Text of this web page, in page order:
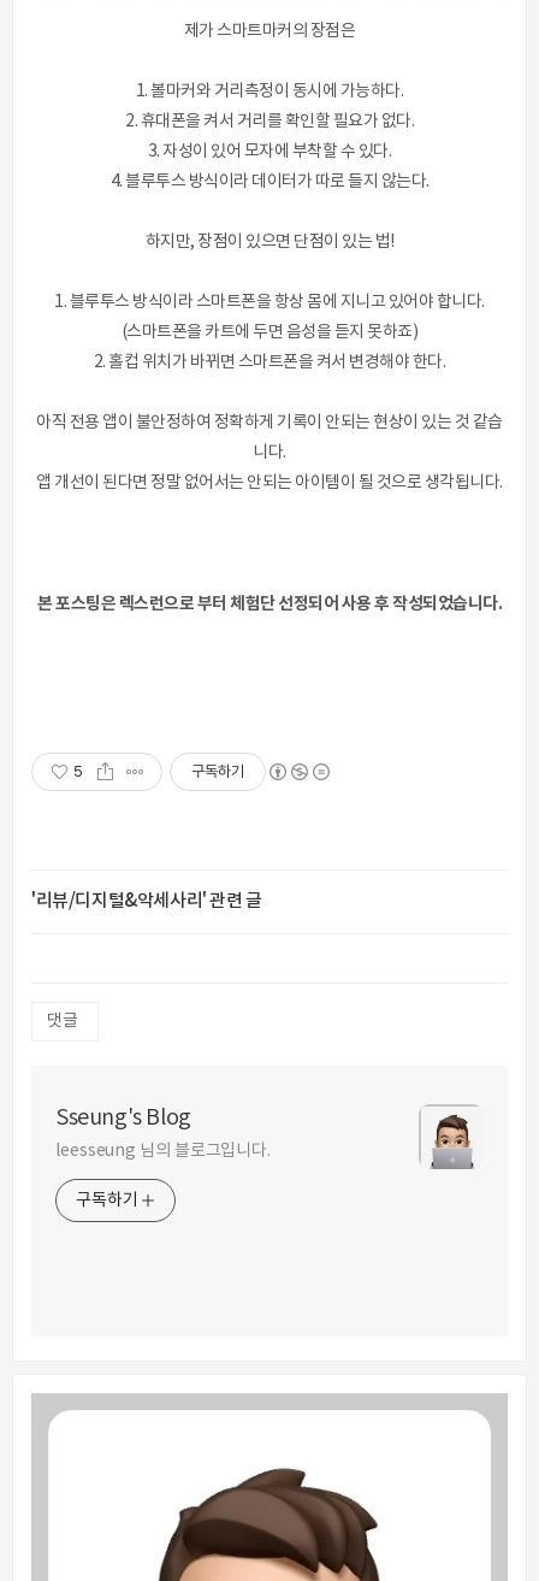
제가 스마트마커의 장점은
1. 볼마커와 거리측정이 동시에 가능하다.
2. 휴대폰을 켜서 거리를 확인할 필요가 없다.
3. 자성이 있어 모자에 부착할 수 있다.
4. 블루투스 방식이라 데이터가 따로 들지 않는다.
하지만, 장점이 있으면 단점이 있는 법!
1. 블루투스 방식이라 스마트폰을 항상 몸에 지니고 있어야 합니다.
(스마트폰을 카트에 두면 음성을 듣지 못하죠)
2. 홀컵 위치가 바뀌면 스마트폰을 켜서 변경해야 한다.
아직 전용 앱이 불안정하여 정확하게 기록이 안되는 현상이 있는 것 같습
니다.
앱 개선이 된다면 정말 없어서는 안되는 아이템이 될 것으로 생각됩니다.
본 포스팅은 렉스런으로 부터 체험단 선정되어 사용 후 작성되었습니다.
5 구독하기
'리뷰/디지털&악세사리' 관련 글
댓글
Sseung's Blog
leesseung 님의 블로그입니다.
구독하기